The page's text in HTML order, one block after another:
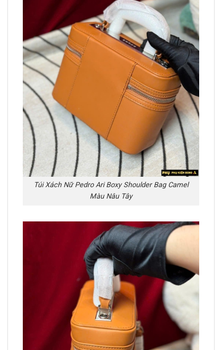
Túi Xách Nữ Pedro Ari Boxy Shoulder Bag Camel
Màu Nâu Tây